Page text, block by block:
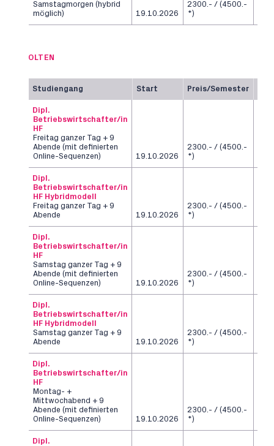
Samstagmorgen (hybrid
möglich)
19.10.2026
2300.- / (4500.-
*)
OLTEN
Studiengang Start Preis/Semester
Dipl.
Betriebswirtschafter/in
HF
Freitag ganzer Tag + 9
Abende (mit definierten
Online-Sequenzen)
19.10.2026
2300.- / (4500.-
*)
Dipl.
Betriebswirtschafter/in
HF Hybridmodell
Freitag ganzer Tag + 9
Abende
19.10.2026
2300.- / (4500.-
*)
Dipl.
Betriebswirtschafter/in
HF
Samstag ganzer Tag + 9
Abende (mit definierten
Online-Sequenzen)
19.10.2026
2300.- / (4500.-
*)
Dipl.
Betriebswirtschafter/in
HF Hybridmodell
Samstag ganzer Tag + 9
Abende
19.10.2026
2300.- / (4500.-
*)
Dipl.
Betriebswirtschafter/in
HF
Montag- +
Mittwochabend + 9
Abende (mit definierten
Online-Sequenzen)
19.10.2026
2300.- / (4500.-
*)
Dipl.